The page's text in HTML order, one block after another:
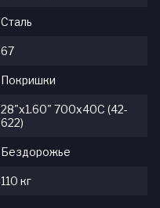
Сталь
67
Покришки
28"x1.60" 700x40C (42-
622)
Бездорожье
110 кг